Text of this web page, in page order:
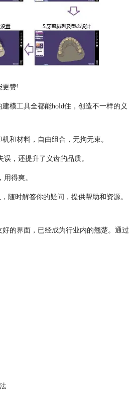
更赞!
模工具全都能hold住，创造不一样的义
和材料，自由组合，无拘无束。
，还提升了义齿的品质。
得爽。
随时解答你的疑问，提供帮助和资源。
的界面，已经成为行业内的翘楚。通过